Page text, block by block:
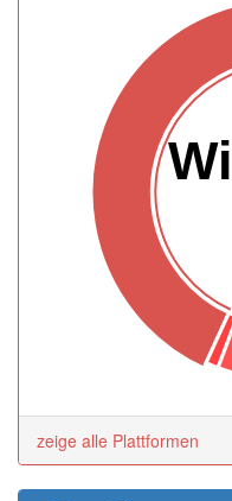
zeige alle Plattformen